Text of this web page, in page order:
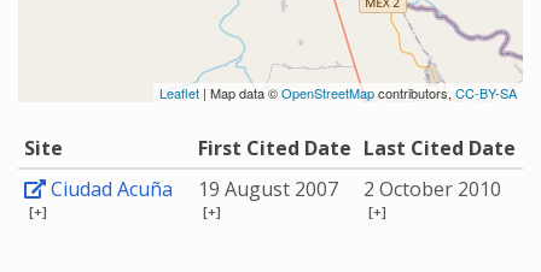
Leaflet | Map data ©OpenStreetMapcontributors, CC-BY-SA
Site First Cited Date Last Cited Date
Ciudad Acuña
[+]
19 August 2007
[+]
2 October 2010
[+]